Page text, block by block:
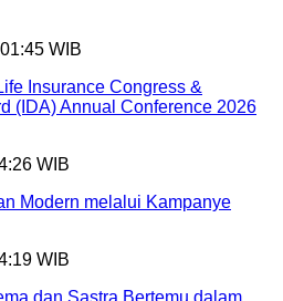
WIB
Insurance Congress &
(IDA) Annual Conference 2026
WIB
Modern melalui Kampanye
WIB
dan Sastra Bertemu dalam